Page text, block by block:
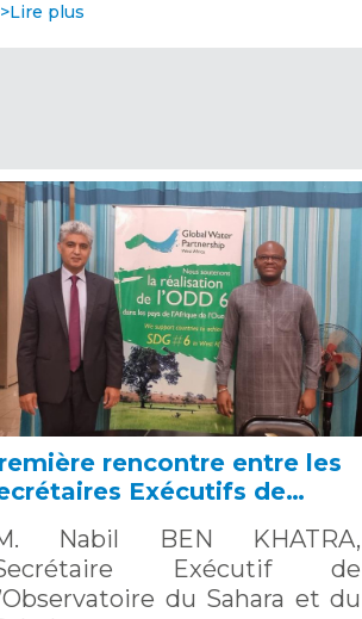
>Lire plus
rencontre entre les
Exécutifs de
(OSS) et du Partenariat
de l’Eau pour l’Afrique
l’Ouest (GWP-AO),
Nabil BEN KHATRA,
Exécutif de
du Sahara et du